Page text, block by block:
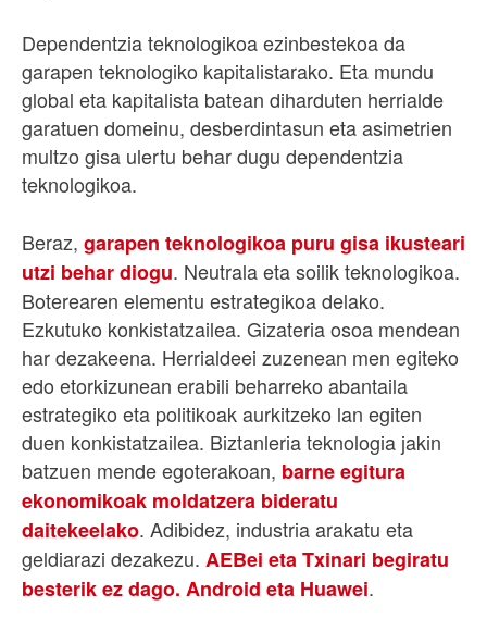
Dependentzia teknologikoa ezinbestekoa da
garapen teknologiko kapitalistarako. Eta mundu
global eta kapitalista batean diharduten herrialde
garatuen domeinu, desberdintasun eta asimetrien
multzo gisa ulertu behar dugu dependentzia
teknologikoa.
Beraz, garapen teknologikoa puru gisa ikusteari
utzi behar diogu. Neutrala eta soilik teknologikoa.
Boterearen elementu estrategikoa delako.
Ezkutuko konkistatzailea. Gizateria osoa mendean
har dezakeena. Herrialdeei zuzenean men egiteko
edo etorkizunean erabili beharreko abantaila
estrategiko eta politikoak aurkitzeko lan egiten
duen konkistatzailea. Biztanleria teknologia jakin
batzuen mende egoterakoan, barne egitura
ekonomikoak moldatzera bideratu
daitekeelako. Adibidez, industria arakatu eta
geldiarazi dezakezu. AEBei eta Txinari begiratu
besterik ez dago. Android eta Huawei.